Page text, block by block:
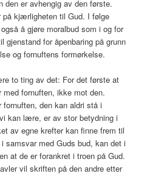
den er avhengig av den første.
kjærligheten til Gud. I følge
å gjøre moralbud som i og for
gjenstand for åpenbaring på grunn
og fornuftens formørkelse.
to ting av det: For det første at
fornuften, ikke mot den.
den kan aldri stå i
kan lære, er av stor betydning i
av egne krefter kan finne frem til
samsvar med Guds bud, kan det i
at de er forankret i troen på Gud.
vil skriften på den andre etter